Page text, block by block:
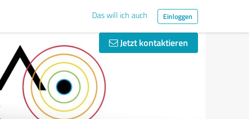
Das will ich auch Einloggen
Jetzt kontaktieren